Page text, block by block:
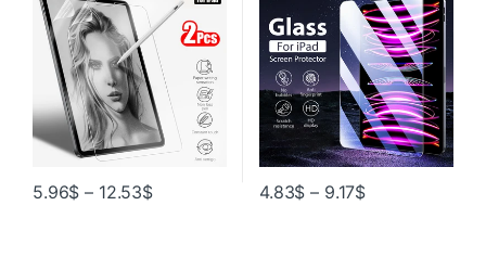
5.96$ – 12.53$ 4.83$ – 9.17$